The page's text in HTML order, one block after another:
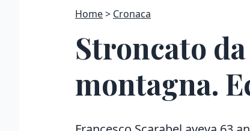
Home Cronaca
Stroncato
montagna.